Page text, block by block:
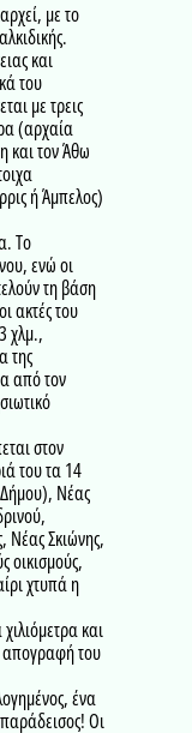
με το
και
του
με τρεις
(αρχαία
και τον Άθω
ή Άμπελος)
Το
ενώ οι
τη βάση
ακτές του
χλμ.,
της
από τον
στον
του τα 14
Νέας
Νέας Σκιώνης,
οικισμούς,
χτυπά η
και
απογραφή του
ένα
Οι